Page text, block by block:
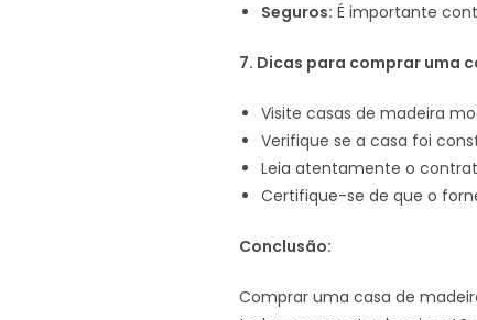
Seguros: É importante
7. Dicas para comprar uma
Visite casas de madeira
Verifique se a casa foi
Leia atentamente o
Certifique-se de que o
Conclusão:
Comprar uma casa de